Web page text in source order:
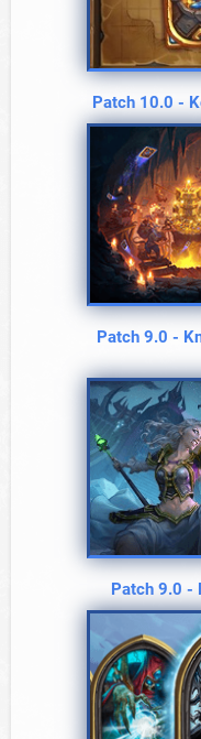
Patch 10.0 -
Patch 9.0 -
Patch 9.0 -